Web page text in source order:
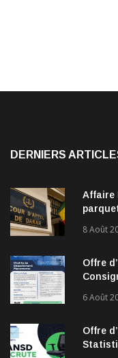
DERNIERS
Affaire
8 Août
Offre
6 Août
Offre